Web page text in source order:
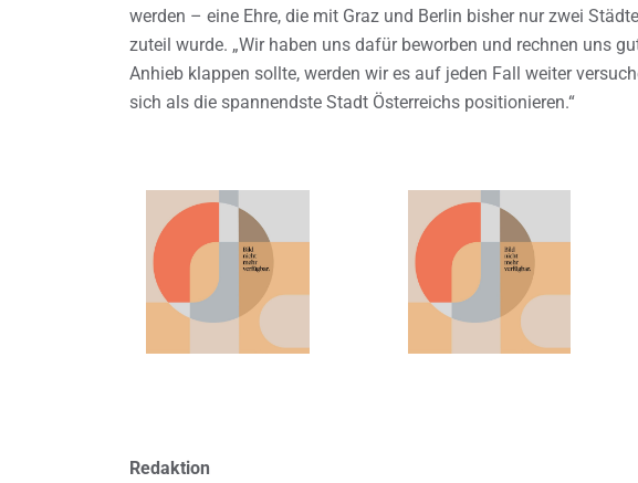
werden – eine Ehre, die mit Graz und Berlin bisher nur zwei
zuteil wurde. „Wir haben uns dafür beworben und rechnen uns
Anhieb klappen sollte, werden wir es auf jeden Fall weiter
sich als die spannendste Stadt Österreichs positionieren.“
Redaktion